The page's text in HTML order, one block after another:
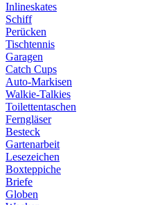
Inlineskates
Schiff
Perücken
Tischtennis
Garagen
Catch Cups
Auto-Markisen
Walkie-Talkies
Toilettentaschen
Ferngläser
Besteck
Gartenarbeit
Lesezeichen
Boxteppiche
Briefe
Globen